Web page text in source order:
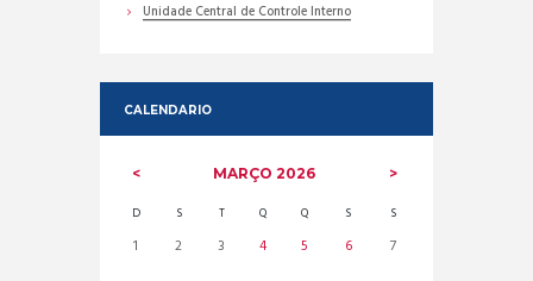
Unidade Central de Controle Interno
CALENDARIO
MARÇO 2026
D S T Q Q S S
1 2 3 4 5 6
7